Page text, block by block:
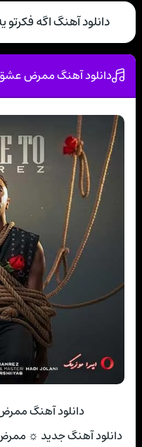
دانلود آهنگ اگه‌
دانلود آهنگ ممرض
دانلود آهنگ
دانلود آهنگ جدید ☼ ممرض